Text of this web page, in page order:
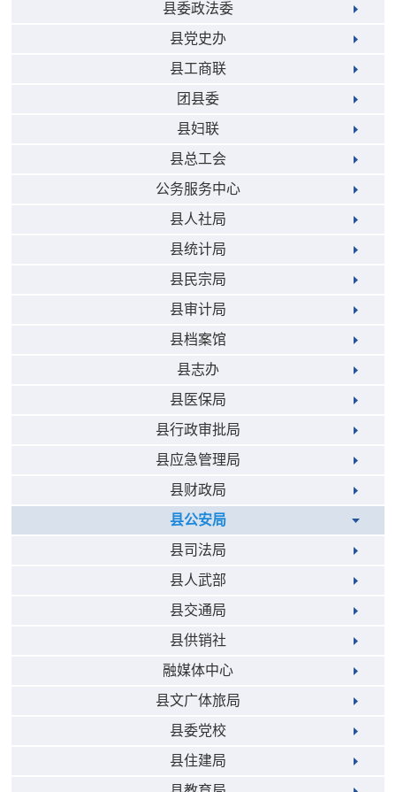
县委政法委
县党史办
县工商联
团县委
县妇联
县总工会
公务服务中心
县人社局
县统计局
县民宗局
县审计局
县档案馆
县志办
县医保局
县行政审批局
县应急管理局
县财政局
县公安局
县司法局
县人武部
县交通局
县供销社
融媒体中心
县文广体旅局
县委党校
县住建局